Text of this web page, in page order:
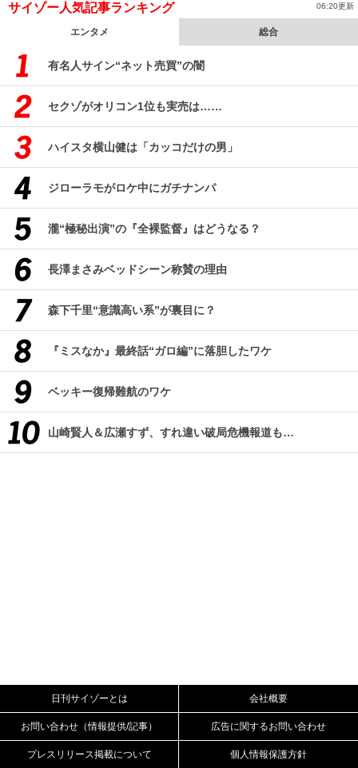
サイゾー人気記事ランキング 06:20更新
エンタメ 総合
有名人サイン“ネット売買”の闇
セクゾがオリコン1位も実売は……
ハイスタ横山健は「カッコだけの男」
ジローラモがロケ中にガチナンパ
瀧“極秘出演”の『全裸監督』はどうなる？
長澤まさみベッドシーン称賛の理由
森下千里“意識高い系”が裏目に？
『ミスなか』最終話“ガロ編”に落胆したワケ
ベッキー復帰難航のワケ
山崎賢人＆広瀬すず、すれ違い破局危機報道も…
日刊サイゾーとは 会社概要
お問い合わせ（情報提供/記事） 広告に関するお問い合わせ
プレスリリース掲載について 個人情報保護方針